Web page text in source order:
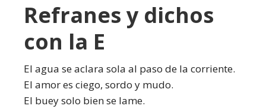
Refranes y dichos
con la E
El agua se aclara sola al paso de la corriente.
El amor es ciego, sordo y mudo.
El buey solo bien se lame.